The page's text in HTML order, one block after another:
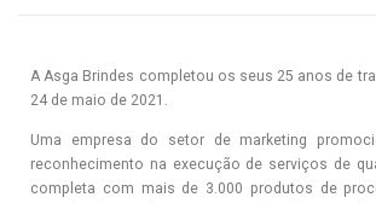
A Asga Brindes completou os seus 25 anos de
24 de maio de 2021 .
Uma empresa do setor de marketing
reconhecimento na execução de serviços de
completa com mais de 3.000 produtos de